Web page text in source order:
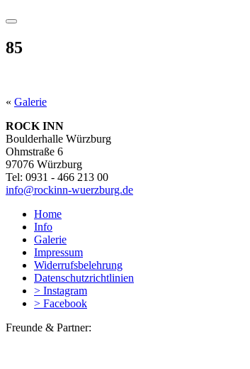
85
« Galerie
ROCK INN
Boulderhalle Würzburg
Ohmstraße 6
97076 Würzburg
Tel: 0931 - 466 213 00
info@rockinn-wuerzburg.de
Home
Info
Galerie
Impressum
Widerrufsbelehrung
Datenschutzrichtlinien
> Instagram
> Facebook
Freunde & Partner: